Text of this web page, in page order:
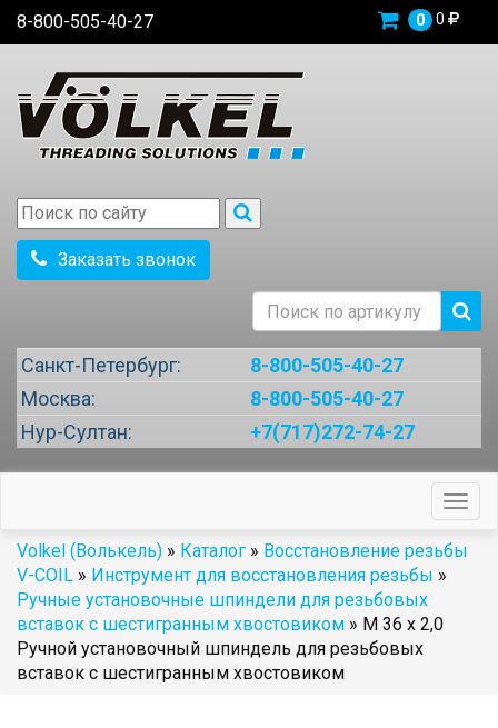
8-800-505-40-27 0 0
Заказать звонок
Санкт-Петербург:
8-800-505-40-27
Москва:
8-800-505-40-27
Нур-Султан:
+7(717)272-74-27
Volkel (Волькель) » Каталог » Восстановление резьбы
V-COIL » Инструмент для восстановления резьбы »
Ручные установочные шпиндели для резьбовых
вставок с шестигранным хвостовиком » М 36 х 2,0
Ручной установочный шпиндель для резьбовых
вставок с шестигранным хвостовиком